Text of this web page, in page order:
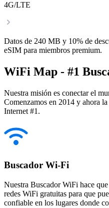
4G/LTE
Datos de 240 MB y 10% de
eSIM para miembros premium.
WiFi Map - #1
Nuestra misión es conectar el
Comenzamos en 2014 y ahora
Internet #1.
Buscador Wi-Fi
Nuestra Buscador WiFi hace
redes WiFi gratuitas para que
confiable en los lugares donde